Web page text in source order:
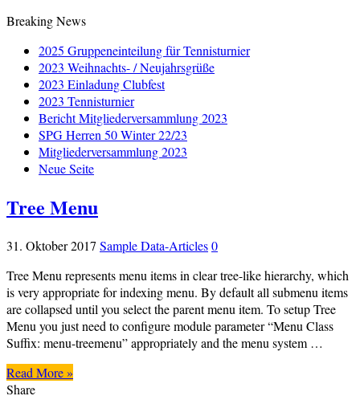
Breaking News
2025 Gruppeneinteilung für Tennisturnier
2023 Weihnachts- / Neujahrsgrüße
2023 Einladung Clubfest
2023 Tennisturnier
Bericht Mitgliederversammlung 2023
SPG Herren 50 Winter 22/23
Mitgliederversammlung 2023
Neue Seite
Tree Menu
31. Oktober 2017 Sample Data-Articles0
Tree Menu represents menu items in clear tree-like hierarchy, which
is very appropriate for indexing menu. By default all submenu items
are collapsed until you select the parent menu item. To setup Tree
Menu you just need to configure module parameter “Menu Class
Suffix: menu-treemenu” appropriately and the menu system …
Read More »
Share